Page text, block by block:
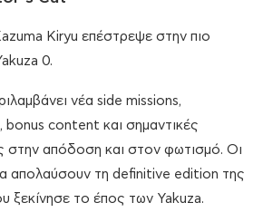
Kiryu επέστρεψε στην πιο
0.
νέα side missions,
bonus content και σημαντικές
στην απόδοση και στον φωτισμό. Οι
απολαύσουν τη definitive edition της
ξεκίνησε το έπος των Yakuza.